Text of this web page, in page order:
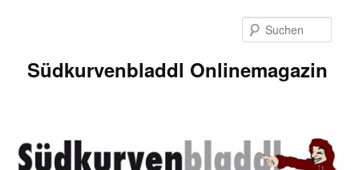
Südkurvenbladdl Onlinemagazin